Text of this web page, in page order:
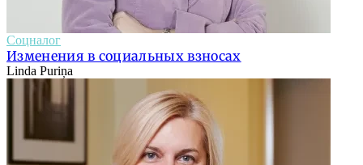
Соцналог
Изменения в социальных взносах
Linda Puriņa